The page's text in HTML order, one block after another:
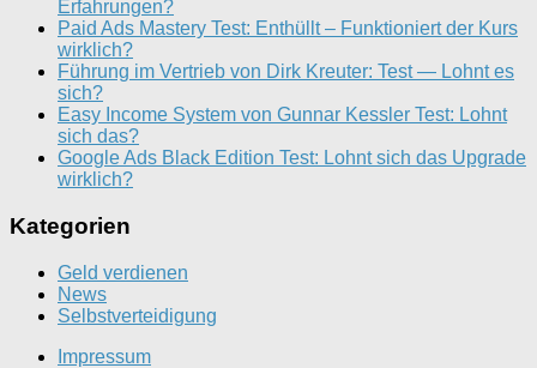
Erfahrungen?
Paid Ads Mastery Test: Enthüllt – Funktioniert der Kurs
wirklich?
Führung im Vertrieb von Dirk Kreuter: Test — Lohnt es
sich?
Easy Income System von Gunnar Kessler Test: Lohnt
sich das?
Google Ads Black Edition Test: Lohnt sich das Upgrade
wirklich?
Kategorien
Geld verdienen
News
Selbstverteidigung
Impressum